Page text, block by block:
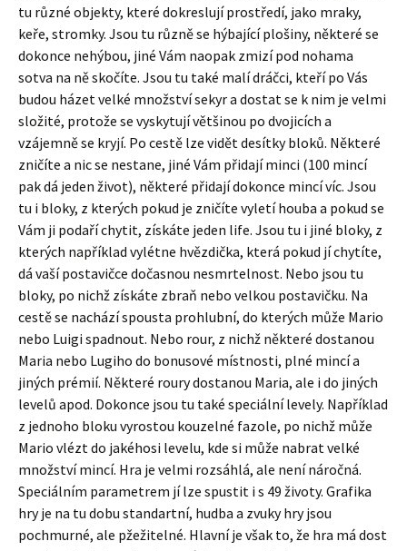
tu různé objekty, které dokreslují prostředí, jako mraky,
keře, stromky. Jsou tu různě se hýbající plošiny, některé se
dokonce nehýbou, jiné Vám naopak zmizí pod nohama
sotva na ně skočíte. Jsou tu také malí dráčci, kteří po Vás
budou házet velké množství sekyr a dostat se k nim je velmi
složité, protože se vyskytují většinou po dvojicích a
vzájemně se kryjí. Po cestě lze vidět desítky bloků. Některé
zničíte a nic se nestane, jiné Vám přidají minci (100 mincí
pak dá jeden život), některé přidají dokonce mincí víc. Jsou
tu i bloky, z kterých pokud je zničíte vyletí houba a pokud se
Vám ji podaří chytit, získáte jeden life. Jsou tu i jiné bloky, z
kterých například vylétne hvězdička, která pokud jí chytíte,
dá vaší postavičce dočasnou nesmrtelnost. Nebo jsou tu
bloky, po nichž získáte zbraň nebo velkou postavičku. Na
cestě se nachází spousta prohlubní, do kterých může Mario
nebo Luigi spadnout. Nebo rour, z nichž některé dostanou
Maria nebo Lugiho do bonusové místnosti, plné mincí a
jiných prémií. Některé roury dostanou Maria, ale i do jiných
levelů apod. Dokonce jsou tu také speciální levely. Například
z jednoho bloku vyrostou kouzelné fazole, po nichž může
Mario vlézt do jakéhosi levelu, kde si může nabrat velké
množství mincí. Hra je velmi rozsáhlá, ale není náročná.
Speciálním parametrem jí lze spustit i s 49 životy. Grafika
hry je na tu dobu standartní, hudba a zvuky hry jsou
pochmurné, ale pžežitelné. Hlavní je však to, že hra má dost